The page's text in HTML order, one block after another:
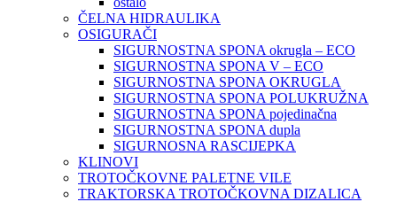
ČELNA HIDRAULIKA
OSIGURAČI
SIGURNOSTNA SPONA okrugla – ECO
SIGURNOSTNA SPONA V – ECO
SIGURNOSTNA SPONA OKRUGLA
SIGURNOSTNA SPONA POLUKRUŽNA
SIGURNOSTNA SPONA pojedinačna
SIGURNOSTNA SPONA dupla
SIGURNOSNA RASCIJEPKA
KLINOVI
TROTOČKOVNE PALETNE VILE
TRAKTORSKA TROTOČKOVNA DIZALICA